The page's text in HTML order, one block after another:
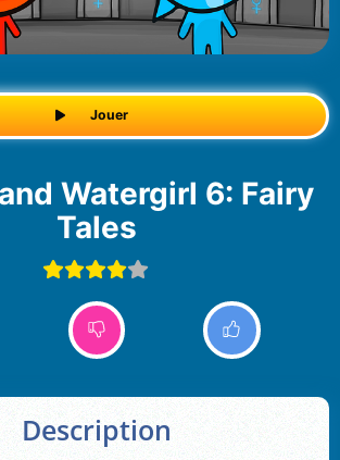
Jouer
Tales
Description